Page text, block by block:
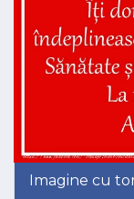
Imagine cu